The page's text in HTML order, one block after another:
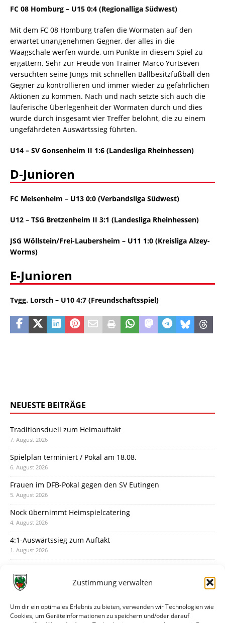
Zustimmung verwalten
Um dir ein optimales Erlebnis zu bieten, verwenden wir Technologien wie
Cookies, um Geräteinformationen zu speichern und/oder darauf
FC 08 Homburg – U15 0:4 (Regionalliga Südwest)
Mit dem FC 08 Homburg trafen die Wormaten auf den
erwartet unangenehmen Gegner, der alles in die
Waagschale werfen würde, um Punkte in diesem Spiel zu
ergattern. Sehr zur Freude von Trainer Marco Yurtseven
versuchten seine Jungs mit schnellen Ballbesitzfußball den
Gegner zu kontrollieren und immer wieder zu gefährlichen
Aktionen zu kommen. Nach und nach setzte sich auch die
läuferische Überlegenheit der Wormaten durch und dies
wurde durch insgesamt vier Treffer belohnt, die zu einem
ungefährdeten Auswärtssieg führten.
U14 – SV Gonsenheim II 1:6 (Landesliga Rheinhessen)
D-Junioren
FC Meisenheim – U13 0:0 (Verbandsliga Südwest)
U12 – TSG Bretzenheim II 3:1 (Landesliga Rheinhessen)
JSG Wöllstein/Frei-Laubersheim – U11 1:0 (Kreisliga Alzey-
Worms)
E-Junioren
Tvgg. Lorsch – U10 4:7 (Freundschaftsspiel)
NEUESTE BEITRÄGE
Traditionsduell zum Heimauftakt
7. August 2026
Spielplan terminiert / Pokal am 18.08.
6. August 2026
Frauen im DFB-Pokal gegen den SV Eutingen
5. August 2026
Nock übernimmt Heimspielcatering
4. August 2026
4:1-Auswärtssieg zum Auftakt
1. August 2026
31. Juli 2026
30. Juli 2026